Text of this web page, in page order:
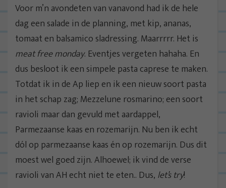
Voor m’n avondeten van vanavond had ik de hele
dag een salade in de planning, met kip, ananas,
tomaat en balsamico sladressing. Maarrrrr. Het is
meat free monday. Eventjes vergeten hahaha. En
dus besloot ik een simpele pasta caprese te maken.
Totdat ik in de Ap liep en ik een nieuw soort pasta
in het schap zag; Mezzelune rosmarino; een soort
ravioli maar dan gevuld met aardappel,
Parmezaanse kaas en rozemarijn. Nu ben ik echt
dól op parmezaanse kaas én op rozemarijn. Dus dit
moest wel goed zijn. Alhoewel; ik vind de verse
ravioli van AH echt niet te eten.. Dus, let’s try!